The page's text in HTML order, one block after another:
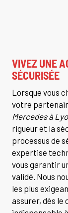
VIVEZ UNE
SÉCURISÉE
Lorsque vous
votre
Mercedes à
rigueur et la
processus de
expertise
vous garantir
validé. Nous
les plus
assurer, dès